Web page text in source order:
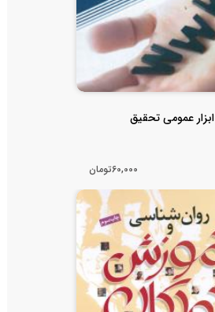
ابزار عمومی تحقیق
60,000تومان